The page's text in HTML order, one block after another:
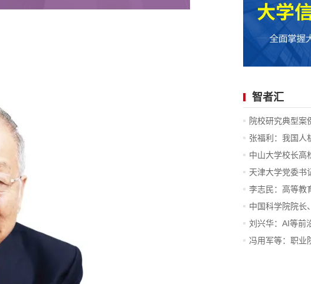
智者汇
院校研究典型案
张福利：我国人
中山大学校长高
发...
天津大学党委书
一...
李志民：高等教
中国科学院院长
进...
刘兴华：AI等前
底...
冯用军等：职业